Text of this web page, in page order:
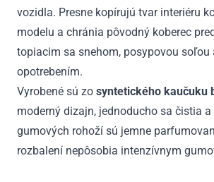
vozidla. Presne kopírujú tvar interiéru
modelu a chránia pôvodný koberec
topiacim sa snehom, posypovou soľou
opotrebením.
Vyrobené sú zo syntetického kaučuku
moderný dizajn, jednoducho sa čistia
gumových rohoží sú jemne
rozbalení nepôsobia intenzívnym